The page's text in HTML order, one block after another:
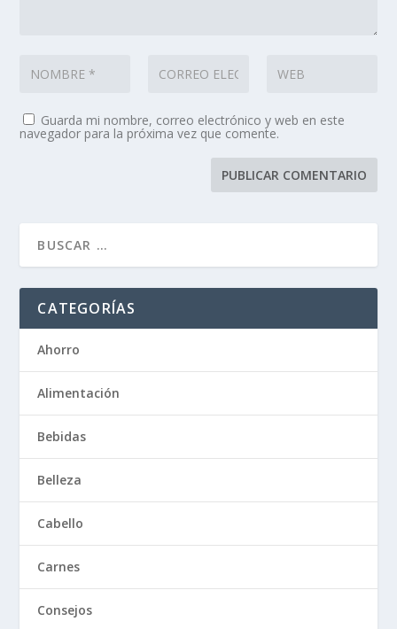
Guarda mi nombre, correo electrónico y web en este
navegador para la próxima vez que comente.
CATEGORÍAS
Ahorro
Alimentación
Bebidas
Belleza
Cabello
Carnes
Consejos